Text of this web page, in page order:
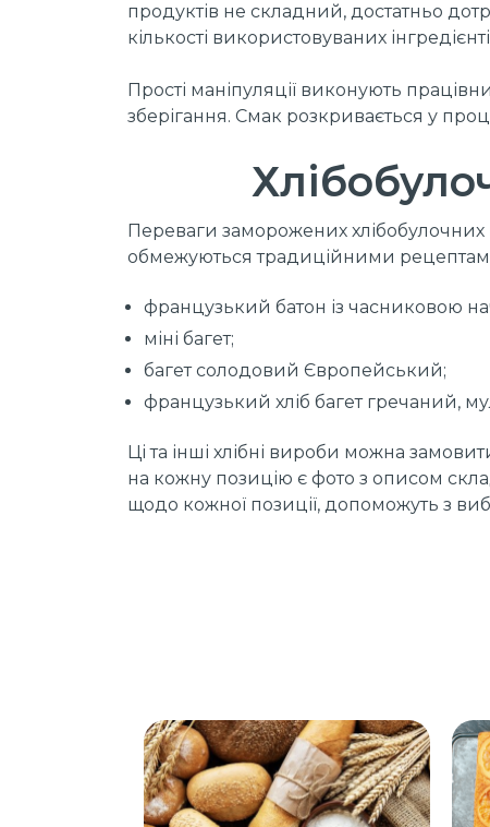
продуктів не складний, достатньо
кількості використовуваних
Прості маніпуляції виконують
зберігання. Смак розкривається у
Переваги заморожених
обмежуються традиційними
французький батон із часниковою
міні багет;
багет солодовий Європейський;
французький хліб багет гречаний,
Ці та інші хлібні вироби можна
на кожну позицію є фото з описом
щодо кожної позиції, допоможуть з